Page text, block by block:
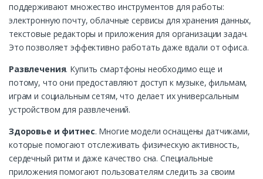
поддерживают множество инструментов для работы:
электронную почту, облачные сервисы для хранения данных,
текстовые редакторы и приложения для организации задач.
Это позволяет эффективно работать даже вдали от офиса.
Развлечения. Купить смартфоны необходимо еще и
потому, что они предоставляют доступ к музыке, фильмам,
играм и социальным сетям, что делает их универсальным
устройством для развлечений.
Здоровье и фитнес. Многие модели оснащены датчиками,
которые помогают отслеживать физическую активность,
сердечный ритм и даже качество сна. Специальные
приложения помогают пользователям следить за своим